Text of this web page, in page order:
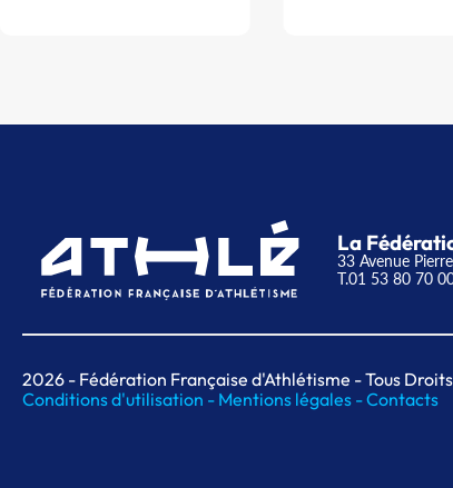
La
33 Avenue
T.01 53 80 70
2026 - Fédération Française d'Athlétisme - Tous
Conditions d'utilisation - Mentions légales -Contacts